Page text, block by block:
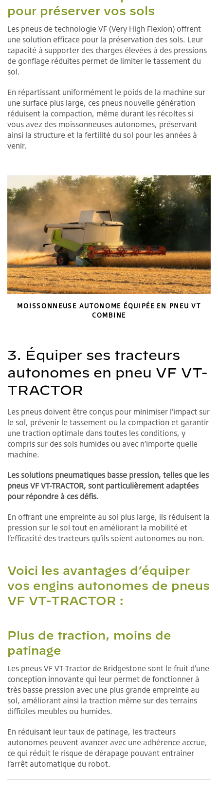
pour préserver vos sols
Les pneus de technologie VF (Very High Flexion) offrent
une solution efficace pour la préservation des sols. Leur
capacité à supporter des charges élevées à des pressions
de gonflage réduites permet de limiter le tassement du
sol.
En répartissant uniformément le poids de la machine sur
une surface plus large, ces pneus nouvelle génération
réduisent la compaction, même durant les récoltes si
vous avez des moissonneuses autonomes, préservant
ainsi la structure et la fertilité du sol pour les années à
venir.
MOISSONNEUSE AUTONOME ÉQUIPÉE EN PNEU VT
COMBINE
3. Équiper ses tracteurs
autonomes en pneu VF VT-
TRACTOR
Les pneus doivent être conçus pour minimiser l’impact sur
le sol, prévenir le tassement ou la compaction et garantir
une traction optimale dans toutes les conditions, y
compris sur des sols humides ou avec n’importe quelle
machine.
Les solutions pneumatiques basse pression, telles que les
pneus VF VT-TRACTOR, sont particulièrement adaptées
pour répondre à ces défis.
En offrant une empreinte au sol plus large, ils réduisent la
pression sur le sol tout en améliorant la mobilité et
l’efficacité des tracteurs qu’ils soient autonomes ou non.
Voici les avantages d’équiper
vos engins autonomes de pneus
VF VT-TRACTOR :
Plus de traction, moins de
patinage
Les pneus VF VT-Tractor de Bridgestone sont le fruit d’une
conception innovante qui leur permet de fonctionner à
très basse pression avec une plus grande empreinte au
sol, améliorant ainsi la traction même sur des terrains
difficiles meubles ou humides.
En réduisant leur taux de patinage, les tracteurs
autonomes peuvent avancer avec une adhérence accrue,
ce qui réduit le risque de dérapage pouvant entrainer
l’arrêt automatique du robot.